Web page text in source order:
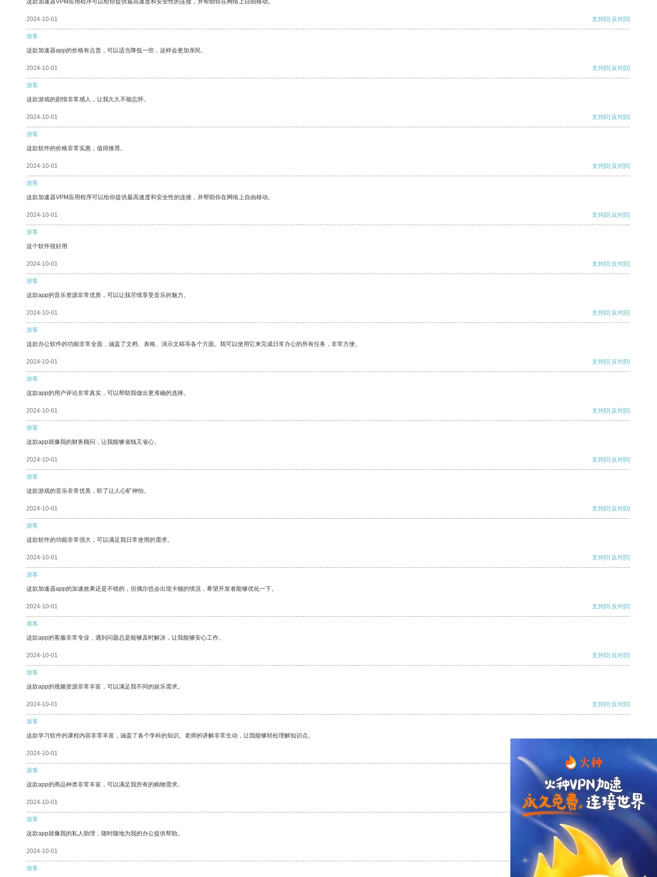
这款加速器VPM应用程序可以给你提供最高速度和安全性的连接，并帮助你在网络上自由移动。
2024-10-01 支持[0] 反对[0]
游客
这款加速器app的价格有点贵，可以适当降低一些，这样会更加亲民。
2024-10-01 支持[0] 反对[0]
游客
这款游戏的剧情非常感人，让我久久不能忘怀。
2024-10-01 支持[0] 反对[0]
游客
这款软件的价格非常实惠，值得推荐。
2024-10-01 支持[0] 反对[0]
游客
这款加速器VPM应用程序可以给你提供最高速度和安全性的连接，并帮助你在网络上自由移动。
2024-10-01 支持[0] 反对[0]
游客
这个软件很好用
2024-10-01 支持[0] 反对[0]
游客
这款app的音乐资源非常优质，可以让我尽情享受音乐的魅力。
2024-10-01 支持[0] 反对[0]
游客
这款办公软件的功能非常全面，涵盖了文档、表格、演示文稿等各个方面。我可以使用它来完成日常办公的所有任务，非常方便。
2024-10-01 支持[0] 反对[0]
游客
这款app的用户评论非常真实，可以帮助我做出更准确的选择。
2024-10-01 支持[0] 反对[0]
游客
这款app就像我的财务顾问，让我能够省钱又省心。
2024-10-01 支持[0] 反对[0]
游客
这款游戏的音乐非常优美，听了让人心旷神怡。
2024-10-01 支持[0] 反对[0]
游客
这款软件的功能非常强大，可以满足我日常使用的需求。
2024-10-01 支持[0] 反对[0]
游客
这款加速器app的加速效果还是不错的，但偶尔也会出现卡顿的情况，希望开发者能够优化一下。
2024-10-01 支持[0] 反对[0]
游客
这款app的客服非常专业，遇到问题总是能够及时解决，让我能够安心工作。
2024-10-01 支持[0] 反对[0]
游客
这款app的视频资源非常丰富，可以满足我不同的娱乐需求。
2024-10-01 支持[0] 反对[0]
游客
这款学习软件的课程内容非常丰富，涵盖了各个学科的知识。老师的讲解非常生动，让我能够轻松理解知识点。
2024-10-01
游客
这款app的商品种类非常丰富，可以满足我所有的购物需求。
2024-10-01 支持 [0] 反对[0]
游客
这款app就像我的私人助理，随时随地为我的办公提供帮助。
2024-10-01 支持[0] 反对
游客